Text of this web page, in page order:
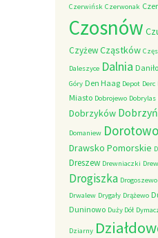
Czerwińsk Czerwonak
Czosnów
CzyżewCząstków
Daleszyce Dalnia
Góry Den Haag Depot Derc
Miasto Dobrojewo Dobrylas
Dobrzyków Dobrzyń
Domaniew Dorotowo
Drawsko Pomorskie
Dreszew Drewniaczki
Drogiszka Drogoszewo
Drwalew Drygały Drążewo
Duninowo Duży Dół
Dziarny